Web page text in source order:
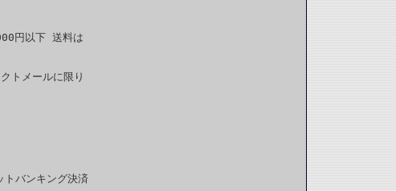
円以下 送料は
トメールに限り
トバンキング決済